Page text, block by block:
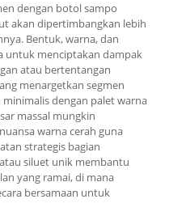
dengan botol sampo
akan dipertimbangkan lebih
Bentuk, warna, dan
untuk menciptakan dampak
atau bertentangan
menargetkan segmen
dengan palet warna
massal mungkin
warna cerah guna
strategis bagian
siluet unik membantu
yang ramai, di mana
bersamaan untuk